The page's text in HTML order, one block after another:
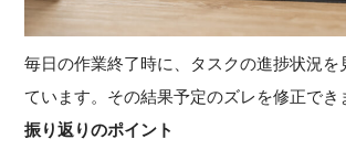
毎日の作業終了時に、タスクの進捗状況を
ています。その結果予定のズレを修正でき
振り返りのポイント